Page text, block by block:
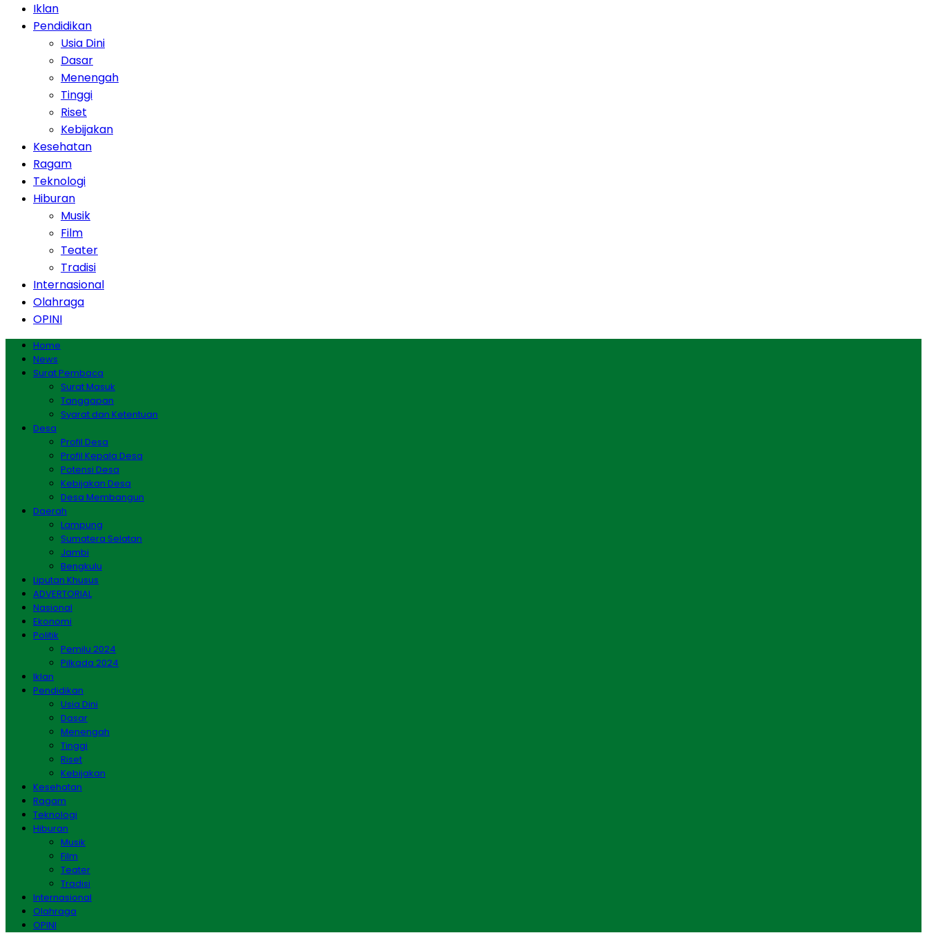
Iklan
Pendidikan
Usia Dini
Dasar
Menengah
Tinggi
Riset
Kebijakan
Kesehatan
Ragam
Teknologi
Hiburan
Musik
Film
Teater
Tradisi
Internasional
Olahraga
OPINI
Home
News
Surat Pembaca
Surat Masuk
Tanggapan
Syarat dan Ketentuan
Desa
Profil Desa
Profil Kepala Desa
Potensi Desa
Kebijakan Desa
Desa Membangun
Daerah
Lampung
Sumatera Selatan
Jambi
Bengkulu
Liputan Khusus
ADVERTORIAL
Nasional
Ekonomi
Politik
Pemilu 2024
Pilkada 2024
Iklan
Pendidikan
Usia Dini
Dasar
Menengah
Tinggi
Riset
Kebijakan
Kesehatan
Ragam
Teknologi
Hiburan
Musik
Film
Teater
Tradisi
Internasional
Olahraga
OPINI